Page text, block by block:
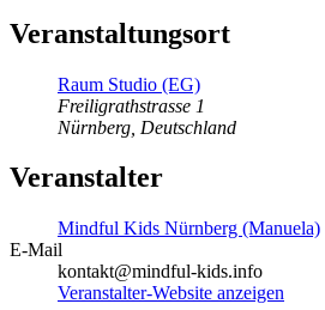
Veranstaltungsort
Raum Studio (EG)
Freiligrathstrasse 1
Nürnberg Deutschland
Veranstalter
Mindful Kids Nürnberg (Manuela)
E-Mail
kontakt@mindful-kids.info
Veranstalter-Website anzeigen